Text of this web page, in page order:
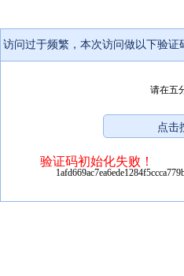
访问过于频繁，本次访问做以下验证
请在五
验证码初始化失败！